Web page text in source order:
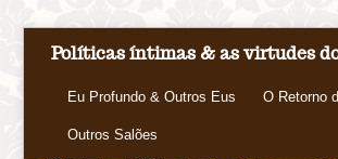
Políticas íntimas & as virtudes
Eu Profundo & Outros Eus O Retorno
Outros Salões